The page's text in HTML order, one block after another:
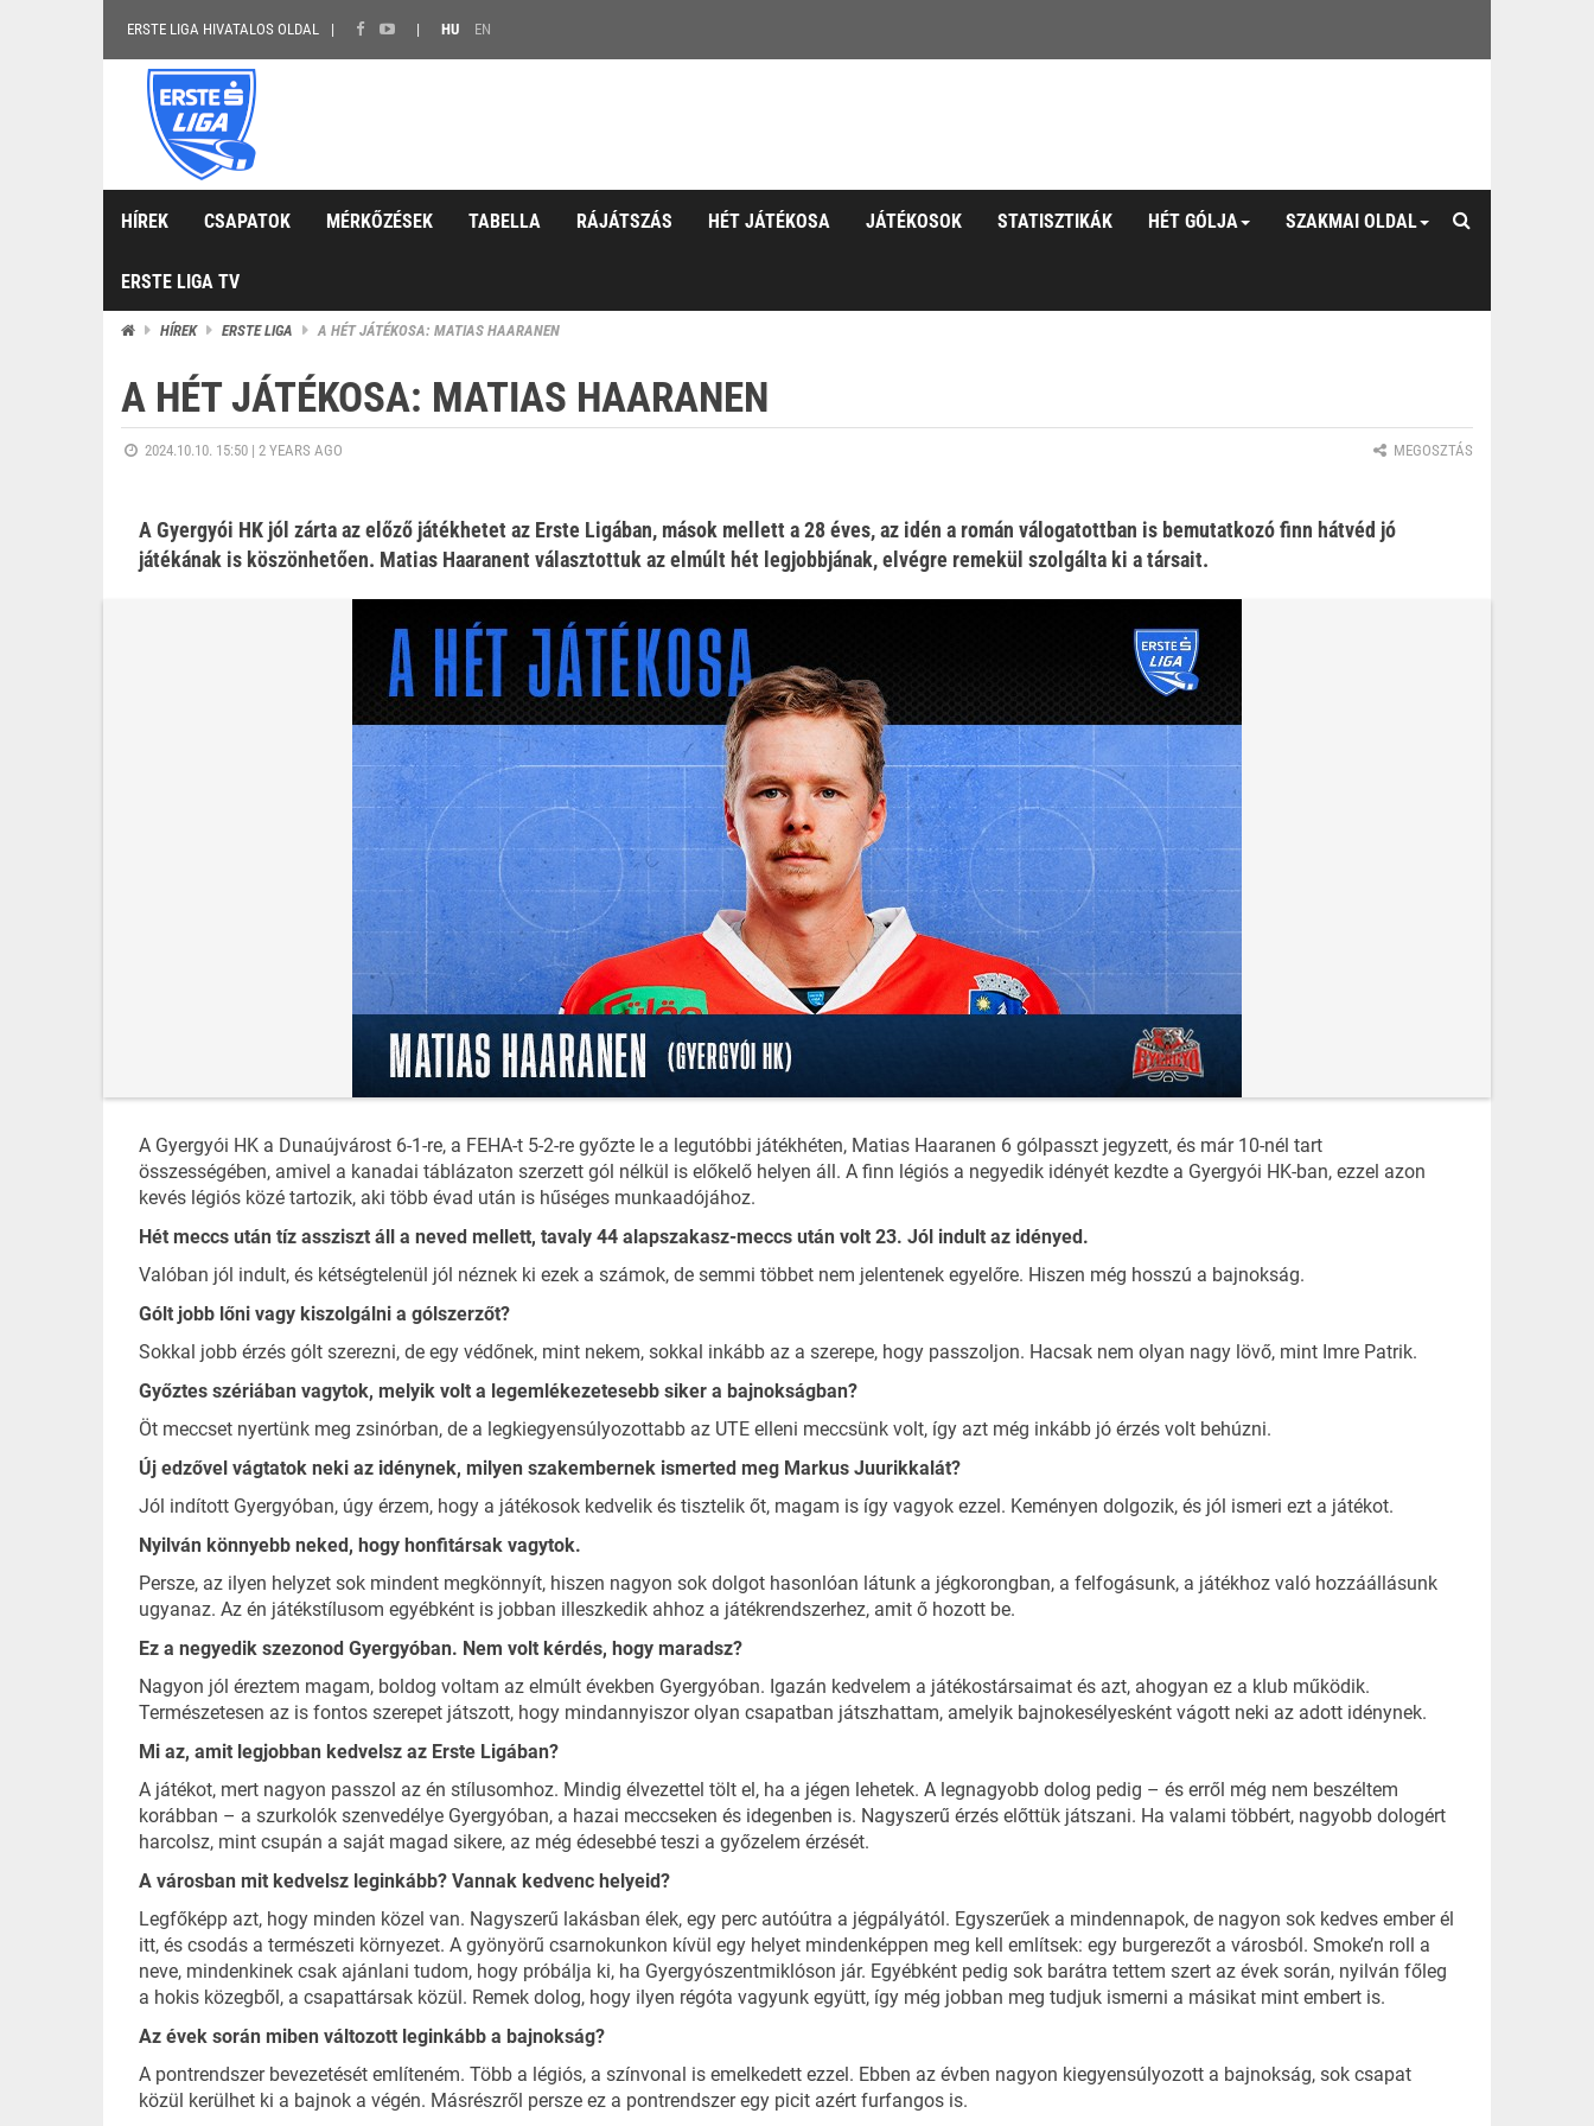
ERSTE LIGA HIVATALOS OLDAL HU EN
HÍREK CSAPATOK MÉRKŐZÉSEK TABELLA RÁJÁTSZÁS HÉT JÁTÉKOSA JÁTÉKOSOK STATISZTIKÁK HÉT GÓLJA SZAKMAI OLDAL
ERSTE LIGA TV
HÍREK ERSTE LIGA A HÉT JÁTÉKOSA: MATIAS HAARANEN
A HÉT JÁTÉKOSA: MATIAS HAARANEN
2024.10.10. 15:50 | 2 YEARS AGO MEGOSZTÁS
A Gyergyói HK jól zárta az előző játékhetet az Erste Ligában, mások mellett a 28 éves, az idén a román válogatottban is bemutatkozó finn hátvéd jó
játékának is köszönhetően. Matias Haaranent választottuk az elmúlt hét legjobbjának, elvégre remekül szolgálta ki a társait.
A Gyergyói HK a Dunaújvárost 6-1-re, a FEHA-t 5-2-re győzte le a legutóbbi játékhéten, Matias Haaranen 6 gólpasszt jegyzett, és már 10-nél tart
összességében, amivel a kanadai táblázaton szerzett gól nélkül is előkelő helyen áll. A finn légiós a negyedik idényét kezdte a Gyergyói HK-ban, ezzel azon
kevés légiós közé tartozik, aki több évad után is hűséges munkaadójához.
Hét meccs után tíz assziszt áll a neved mellett, tavaly 44 alapszakasz-meccs után volt 23. Jól indult az idényed.
Valóban jól indult, és kétségtelenül jól néznek ki ezek a számok, de semmi többet nem jelentenek egyelőre. Hiszen még hosszú a bajnokság.
Gólt jobb lőni vagy kiszolgálni a gólszerzőt?
Sokkal jobb érzés gólt szerezni, de egy védőnek, mint nekem, sokkal inkább az a szerepe, hogy passzoljon. Hacsak nem olyan nagy lövő, mint Imre Patrik.
Győztes szériában vagytok, melyik volt a legemlékezetesebb siker a bajnokságban?
Öt meccset nyertünk meg zsinórban, de a legkiegyensúlyozottabb az UTE elleni meccsünk volt, így azt még inkább jó érzés volt behúzni.
Új edzővel vágtatok neki az idénynek, milyen szakembernek ismerted meg Markus Juurikkalát?
Jól indított Gyergyóban, úgy érzem, hogy a játékosok kedvelik és tisztelik őt, magam is így vagyok ezzel. Keményen dolgozik, és jól ismeri ezt a játékot.
Nyilván könnyebb neked, hogy honfitársak vagytok.
Persze, az ilyen helyzet sok mindent megkönnyít, hiszen nagyon sok dolgot hasonlóan látunk a jégkorongban, a felfogásunk, a játékhoz való hozzáállásunk
ugyanaz. Az én játékstílusom egyébként is jobban illeszkedik ahhoz a játékrendszerhez, amit ő hozott be.
Ez a negyedik szezonod Gyergyóban. Nem volt kérdés, hogy maradsz?
Nagyon jól éreztem magam, boldog voltam az elmúlt években Gyergyóban. Igazán kedvelem a játékostársaimat és azt, ahogyan ez a klub működik.
Természetesen az is fontos szerepet játszott, hogy mindannyiszor olyan csapatban játszhattam, amelyik bajnokesélyesként vágott neki az adott idénynek.
Mi az, amit legjobban kedvelsz az Erste Ligában?
A játékot, mert nagyon passzol az én stílusomhoz. Mindig élvezettel tölt el, ha a jégen lehetek. A legnagyobb dolog pedig – és erről még nem beszéltem
korábban – a szurkolók szenvedélye Gyergyóban, a hazai meccseken és idegenben is. Nagyszerű érzés előttük játszani. Ha valami többért, nagyobb dologért
harcolsz, mint csupán a saját magad sikere, az még édesebbé teszi a győzelem érzését.
A városban mit kedvelsz leginkább? Vannak kedvenc helyeid?
Legfőképp azt, hogy minden közel van. Nagyszerű lakásban élek, egy perc autóútra a jégpályától. Egyszerűek a mindennapok, de nagyon sok kedves ember él
itt, és csodás a természeti környezet. A gyönyörű csarnokunkon kívül egy helyet mindenképpen meg kell említsek: egy burgerezőt a városból. Smoke’n roll a
neve, mindenkinek csak ajánlani tudom, hogy próbálja ki, ha Gyergyószentmiklóson jár. Egyébként pedig sok barátra tettem szert az évek során, nyilván főleg
a hokis közegből, a csapattársak közül. Remek dolog, hogy ilyen régóta vagyunk együtt, így még jobban meg tudjuk ismerni a másikat mint embert is.
Az évek során miben változott leginkább a bajnokság?
A pontrendszer bevezetését említeném. Több a légiós, a színvonal is emelkedett ezzel. Ebben az évben nagyon kiegyensúlyozott a bajnokság, sok csapat
közül kerülhet ki a bajnok a végén. Másrészről persze ez a pontrendszer egy picit azért furfangos is.